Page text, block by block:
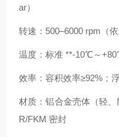
ar）
转速：500–6000 rpm（依
温度：标准 **-10℃～
效率：容积效率≥92%；
材质：铝合金壳体（轻
R/FKM 密封